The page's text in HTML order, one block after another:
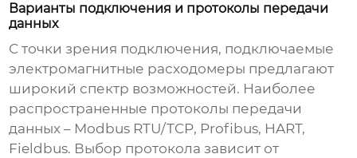
Варианты подключения и протоколы передачи
данных
С точки зрения подключения, подключаемые
электромагнитные расходомеры предлагают
широкий спектр возможностей. Наиболее
распространенные протоколы передачи
данных – Modbus RTU/TCP, Profibus, HART,
Fieldbus. Выбор протокола зависит от